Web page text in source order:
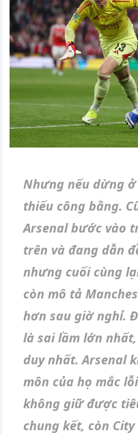
Nhưng nếu dừng
thiếu công bằng.
Arsenal bước vào
trên và đang dẫn
nhưng cuối cùng
còn mô tả
hơn sau giờ nghỉ.
là sai lầm lớn
duy nhất. Arsenal
môn của họ mắc
không giữ được
chung kết, còn